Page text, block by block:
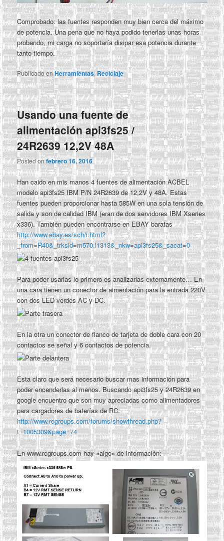
Comprobado: las fuentes responden muy bien cerca del máximo
de potencia. Una pena que no haya podido tenerlas unas horas
probando, mi carga no soportaría disipar esa potencia durante
tanto tiempo.
Publicado enHerramientas, Reciclaje
Usando una fuente de
alimentación api3fs25 /
24R2639 12,2V 48A
Posted onfebrero 16, 2016
Han caido en mis manos 4 fuentes de alimentación ACBEL
modelo api3fs25 IBM P/N 24R2639 de 12,2V y 48A. Estas
fuentes pueden proporcionar hasta 585W en una sola tensión de
salida y son de calidad IBM (eran de dos servidores IBM Xseries
x336). También pueden encontrarse en EBAY baratas
http://www.ebay.es/sch/i.html?
_from=R40&_trksid=m570.l1313&_nkw=api3fs25&_sacat=0
Para poder usarlas lo primero es analizarlas externamente… En
una cara tienen un conector de aimentación para la entrada 220V
con dos LED verdes AC y DC.
En la otra un conector de flanco de tarjeta de doble cara con 20
contactos se señal y 6 contactos de potencia.
Esta claro que será necesario buscar mas información para
poder encenderlas al menos. Buscando api3fs25 y 24R2639 en
google encuentro que son muy apreciadas como alimentadores
para cargadores de baterías de RC:
http://www.rcgroups.com/forums/showthread.php?
t=1005309&page=74
En www.rcgroups.com hay «algo» de información: